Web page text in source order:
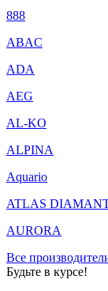
888
ABAC
ADA
AEG
AL-KO
ALPINA
Aquario
ATLAS
AURORA
Все
Будьте в курсе!